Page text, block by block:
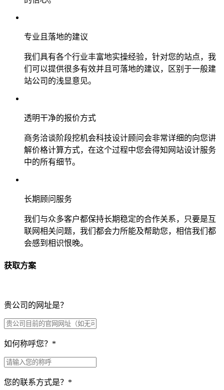
专业且落地的建议
我们具有各个行业丰富地实操经验，针对您的站点，我
们可以提供很多有效并且可落地的建议，区别于一般建
站公司的浅显意见。
透明干净的报价方式
商务洽谈阶段挖机会科技设计顾问会非常详细的向您讲
解价格计算方式，在这个过程中您会得知网站设计服务
中的所有细节。
长期顾问服务
我们与众多客户都保持长期稳定的合作关系，只要是互
联网相关问题，我们都会力所能及帮助您，相信我们都
会感到相识恨晚。
获取方案
贵公司的网址是？
如何称呼您？ *
您的联系方式是？ *